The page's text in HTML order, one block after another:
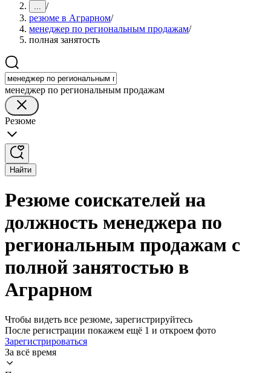
... /
резюме в Аграрном/
менеджер по региональным продажам/
полная занятость
менеджер по региональным продажам
Резюме
Найти
Резюме соискателей на
должность менеджера по
региональным продажам с
полной занятостью в
Аграрном
Чтобы видеть все резюме, зарегистрируйтесь
После регистрации покажем ещё 1 и откроем фото
Зарегистрироваться
За всё время